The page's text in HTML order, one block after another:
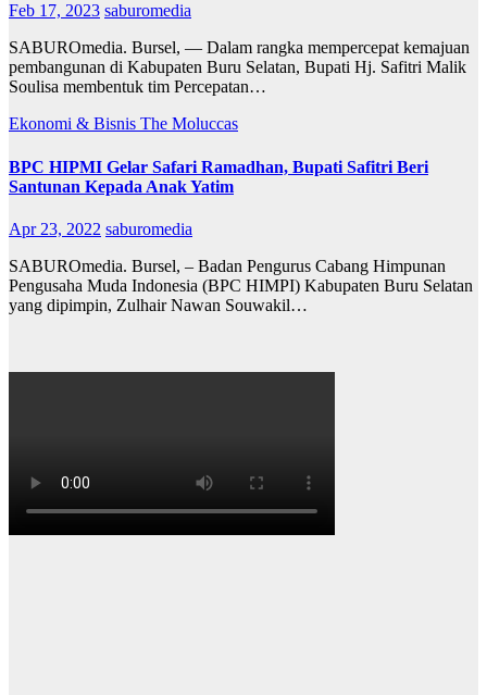
Feb 17, 2023 saburomedia
SABUROmedia. Bursel, — Dalam rangka mempercepat kemajuan
pembangunan di Kabupaten Buru Selatan, Bupati Hj. Safitri Malik
Soulisa membentuk tim Percepatan…
Ekonomi & Bisnis The Moluccas
BPC HIPMI Gelar Safari Ramadhan, Bupati Safitri Beri
Santunan Kepada Anak Yatim
Apr 23, 2022 saburomedia
SABUROmedia. Bursel, – Badan Pengurus Cabang Himpunan
Pengusaha Muda Indonesia (BPC HIMPI) Kabupaten Buru Selatan
yang dipimpin, Zulhair Nawan Souwakil…